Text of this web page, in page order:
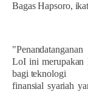
Bagas Hapsoro,
"Penandatanganan
LoI ini merupakan
bagi teknologi
finansial syariah